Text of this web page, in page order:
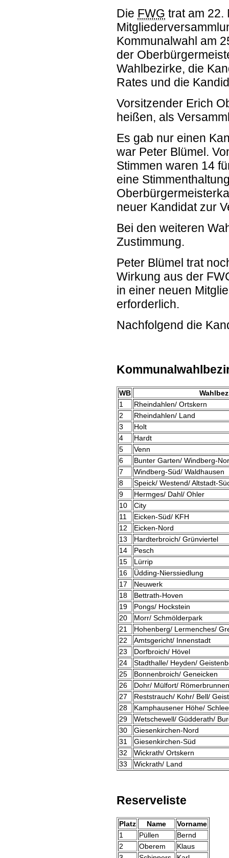
Die FWG trat am
Kommunalwahl am
der
Wahlbezirke, die
Rates und die
Vorsitzender Erich
heißen, als
Es gab nur einen
war Peter Blümel.
Stimmen waren 14
eine
neuer Kandidat zur
Bei den weiteren
Zustimmung.
Peter Blümel trat
Wirkung aus der
in einer neuen
erforderlich.
Nachfolgend die
WB
1
Rheindahlen/ Ortskern
2
Rheindahlen/ Land
3
Holt
4
Hardt
5
Venn
6
Bunter Garten/ Windberg-
7
Windberg-Süd/ Waldhausen
8
Speick/ Westend/ Altstadt-
9
Hermges/ Dahl/ Ohler
10
City
11
Eicken-Süd/ KFH
12
Eicken-Nord
13
Hardterbroich/ Grünviertel
14
Pesch
15
Lürrip
16
Üdding-Nierssiedlung
17
Neuwerk
18
Bettrath-Hoven
19
Pongs/ Hockstein
20
Morr/ Schmölderpark
21
Hohenberg/ Lermenches/
22
Amtsgericht/ Innenstadt
23
Dorfbroich/ Hövel
24
Stadthalle/ Heyden/
25
Bonnenbroich/ Geneicken
26
Dohr/ Mülfort/ Römerbrunnen
27
Reststrauch/ Kohr/ Bell/
28
Kamphausener Höhe/
29
Wetschewell/ Güdderath/
30
Giesenkirchen-Nord
31
Giesenkirchen-Süd
32
Wickrath/ Ortskern
33
Wickrath/ Land
Reserveliste
Platz Name
Vorname
1
Püllen
Bernd
2
Oberem
Klaus